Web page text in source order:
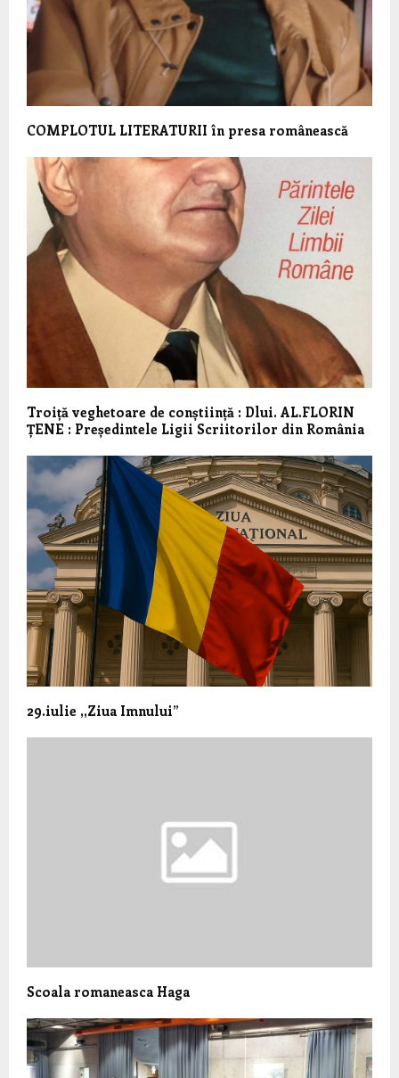
COMPLOTUL LITERATURII în presa românească
Troiță veghetoare de conștiință : Dlui. AL.FLORIN
ȚENE : Președintele Ligii Scriitorilor din România
29.iulie ,,Ziua Imnului”
Scoala romaneasca Haga